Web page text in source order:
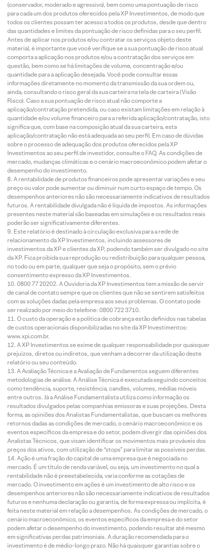
(conservador, moderado e agressivo), bem como uma pontuação de risco
para cada um dos produtos oferecidos pela XP Investimentos, de modo que
todos os clientes possam ter acesso a todos os produtos, desde que dentro
das quantidades e limites da pontuação de risco definidas para o seu perfil.
Antes de aplicar nos produtos e/ou contratar os serviços objeto deste
material, é importante que você verifique se a sua pontuação de risco atual
comporta a aplicação nos produtos e/ou a contratação dos serviços em
questão, bem como se há limitações de volume, concentração e/ou
quantidade para a aplicação desejada. Você pode consultar essas
informações diretamente no momento da transmissão da sua ordem ou,
ainda, consultando o risco geral da sua carteira na tela de carteira (Visão
Risco). Caso a sua pontuação de risco atual não comporte a
aplicação/contratação pretendida, ou caso existam limitações em relação à
quantidade e/ou volume financeiro para a referida aplicação/contratação, isto
significa que, com base na composição atual da sua carteira, esta
aplicação/contratação não está adequada ao seu perfil. Em caso de dúvidas
sobre o processo de adequação dos produtos oferecidos pela XP
Investimentos ao seu perfil de investidor, consulte o FAQ. As condições de
mercado, mudanças climáticas e o cenário macroeconômico podem afetar o
desempenho do investimento.
A rentabilidade de produtos financeiros pode apresentar variações e seu
preço ou valor pode aumentar ou diminuir num curto espaço de tempo. Os
desempenhos anteriores não são necessariamente indicativos de resultados
futuros. A rentabilidade divulgada não é líquida de impostos. As informações
presentes neste material são baseadas em simulações e os resultados reais
poderão ser significativamente diferentes.
Este relatório é destinado à circulação exclusiva para a rede de
relacionamento da XP Investimentos, incluindo assessores de
investimentos da XP e clientes da XP, podendo também ser divulgado no site
da XP. Fica proibida sua reprodução ou redistribuição para qualquer pessoa,
no todo ou em parte, qualquer que seja o propósito, sem o prévio
consentimento expresso da XP Investimentos.
0800 77 20202. A Ouvidoria da XP Investimentos tem a missão de servir
de canal de contato sempre que os clientes que não se sentirem satisfeitos
com as soluções dadas pela empresa aos seus problemas. O contato pode
ser realizado por meio do telefone: 0800 722 3710.
O custo da operação e a política de cobrança estão definidos nas tabelas
de custos operacionais disponibilizadas no site da XP Investimentos:
www.xpi.com.br.
A XP Investimentos se exime de qualquer responsabilidade por quaisquer
prejuízos, diretos ou indiretos, que venham a decorrer da utilização deste
relatório ou seu conteúdo.
A Avaliação Técnica e a Avaliação de Fundamentos seguem diferentes
metodologias de análise. A Análise Técnica é executada seguindo conceitos
como tendência, suporte, resistência, candles, volumes, médias móveis
entre outros. Já a Análise Fundamentalista utiliza como informação os
resultados divulgados pelas companhias emissoras e suas projeções. Desta
forma, as opiniões dos Analistas Fundamentalistas, que buscam os melhores
retornos dadas as condições de mercado, o cenário macroeconômico e os
eventos específicos da empresa e do setor, podem divergir das opiniões dos
Analistas Técnicos, que visam identificar os movimentos mais prováveis dos
preços dos ativos, com utilização de “stops” para limitar as possíveis perdas.
Ação é uma fração do capital de uma empresa que é negociada no
mercado. É um título de renda variável, ou seja, um investimento no qual a
rentabilidade não é preestabelecida, varia conforme as cotações de
mercado. O investimento em ações é um investimento de alto risco e os
desempenhos anteriores não são necessariamente indicativos de resultados
futuros e nenhuma declaração ou garantia, de forma expressa ou implícita, é
feita neste material em relação a desempenhos. As condições de mercado, o
cenário macroeconômico, os eventos específicos da empresa e do setor
podem afetar o desempenho do investimento, podendo resultar até mesmo
em significativas perdas patrimoniais. A duração recomendada para o
investimento é de médio-longo prazo. Não há quaisquer garantias sobre o